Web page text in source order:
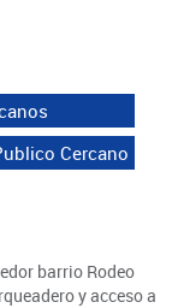
Cercano
barrio Rodeo
y acceso a